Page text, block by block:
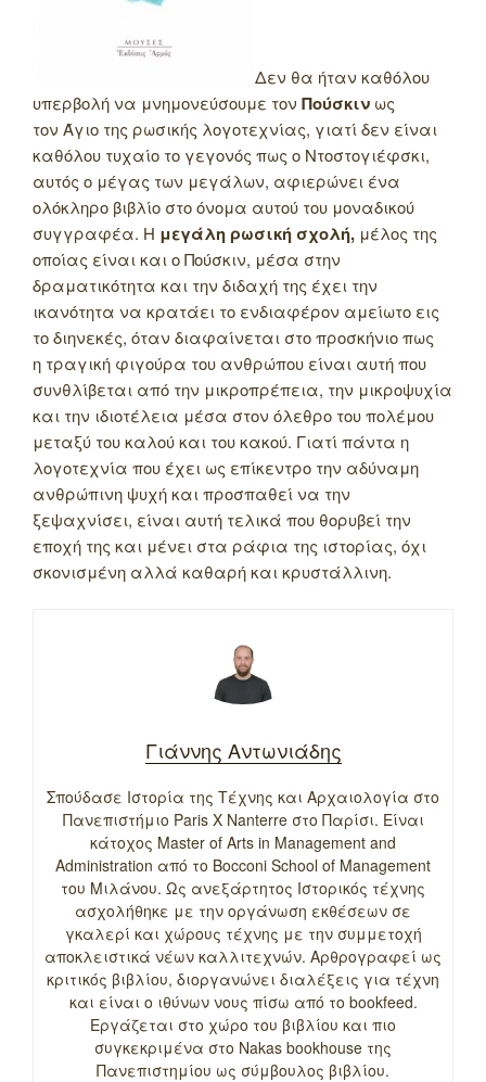
Δεν θα ήταν καθόλου
υπερβολή να μνημονεύσουμε τον Πούσκιν ως
τον Άγιο της ρωσικής λογοτεχνίας, γιατί δεν είναι
καθόλου τυχαίο το γεγονός πως ο Ντοστογιέφσκι,
αυτός ο μέγας των μεγάλων, αφιερώνει ένα
ολόκληρο βιβλίο στο όνομα αυτού του μοναδικού
συγγραφέα. Η μεγάλη ρωσική σχολή, μέλος της
οποίας είναι και ο Πούσκιν, μέσα στην
δραματικότητα και την διδαχή της έχει την
ικανότητα να κρατάει το ενδιαφέρον αμείωτο εις
το διηνεκές, όταν διαφαίνεται στο προσκήνιο πως
η τραγική φιγούρα του ανθρώπου είναι αυτή που
συνθλίβεται από την μικροπρέπεια, την μικροψυχία
και την ιδιοτέλεια μέσα στον όλεθρο του πολέμου
μεταξύ του καλού και του κακού. Γιατί πάντα η
λογοτεχνία που έχει ως επίκεντρο την αδύναμη
ανθρώπινη ψυχή και προσπαθεί να την
ξεψαχνίσει, είναι αυτή τελικά που θορυβεί την
εποχή της και μένει στα ράφια της ιστορίας, όχι
σκονισμένη αλλά καθαρή και κρυστάλλινη.
Γιάννης Αντωνιάδης
Σπούδασε Ιστορία της Τέχνης και Αρχαιολογία στο
Πανεπιστήμιο Paris X Nanterre στο Παρίσι. Είναι
κάτοχος Master of Arts in Management and
Administration από το Bocconi School of Management
του Μιλάνου. Ως ανεξάρτητος Ιστορικός τέχνης
ασχολήθηκε με την οργάνωση εκθέσεων σε
γκαλερί και χώρους τέχνης με την συμμετοχή
αποκλειστικά νέων καλλιτεχνών. Αρθρογραφεί ως
κριτικός βιβλίου, διοργανώνει διαλέξεις για τέχνη
και είναι ο ιθύνων νους πίσω από το bookfeed.
Εργάζεται στο χώρο του βιβλίου και πιο
συγκεκριμένα στο Nakas bookhouse της
Πανεπιστημίου ως σύμβουλος βιβλίου.